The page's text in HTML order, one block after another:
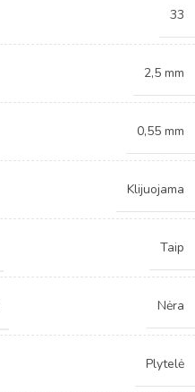
33
2,5 mm
0,55 mm
Klijuojama
Taip
Nėra
Plytelė